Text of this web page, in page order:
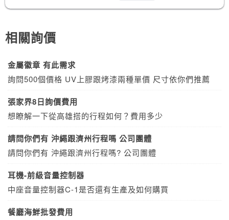
相關詢價
金屬徽章 有此需求
詢問500個價格 UV上膠跟烤漆兩種單價 尺寸依你們推薦
張家界8日詢價費用
想瞭解一下從高雄搭的行程如何？費用多少
請問你們有 沖繩跟濟州行程嗎 公司團體
請問你們有 沖繩跟濟州行程嗎? 公司團體
耳機-前級音量控制器
中座音量控制器C-1是否還有生產及如何購買
餐廳海鮮批發費用